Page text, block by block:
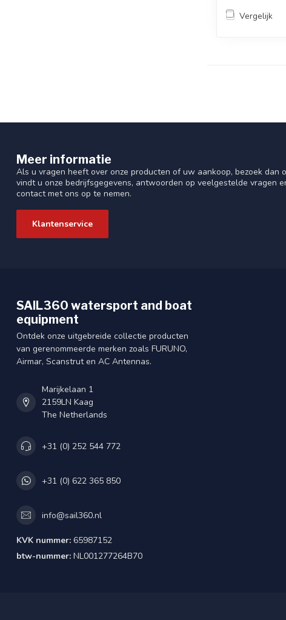
Vergelijk
Meer informatie
Als u vragen heeft over onze producten of uw aankoop, bezoek dan
vindt u onze bedrijfsgegevens, antwoorden op veelgestelde vragen
contact met ons op te nemen.
Klantenservice
SAIL360 watersport and boat
equipment
Ontdek onze uitgebreide collectie producten
van gerenommeerde merken zoals FURUNO,
Airmar, Scanstrut en AC Antennas.
Marijkelaan 1
2159LN Kaag
The Netherlands
+31 (0) 252 544 772
+31 (0) 622 365 850
info@sail360.nl
KVK nummer: 65987152
btw-nummer: NL001277264B70